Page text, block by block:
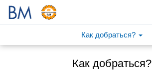
Как добраться?
Как добраться?